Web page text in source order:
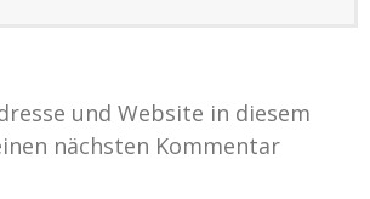
und Website in diesem
nächsten Kommentar